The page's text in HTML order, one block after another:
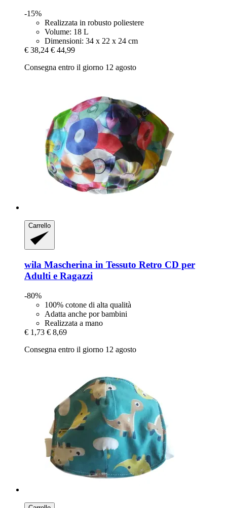
-15%
Realizzata in robusto poliestere
Volume: 18 L
Dimensioni: 34 x 22 x 24 cm
€ 38,24 € 44,99
Consegna entro il giorno 12 agosto
Carrello
wila Mascherina in Tessuto Retro CD per
Adulti e Ragazzi
-80%
100% cotone di alta qualità
Adatta anche por bambini
Realizzata a mano
€ 1,73 € 8,69
Consegna entro il giorno 12 agosto